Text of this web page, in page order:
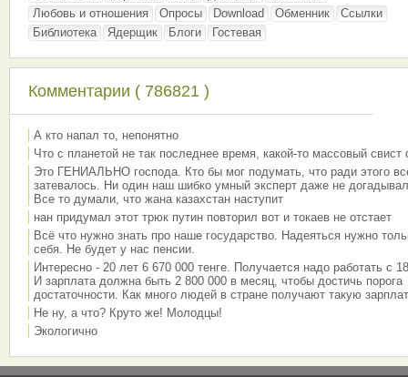
Любовь и отношения
Опросы Download Обменник
Ссылки
Библиотека
Ядерщик Блоги Гостевая
Комментарии ( 786821 )
А кто напал то, непонятно
Что с планетой не так последнее время, какой-то массовый свист
Это ГЕНИАЛЬНО господа. Кто бы мог подумать, что ради этого
затевалось. Ни один наш шибко умный эксперт даже не
Все то думали, что жана казахстан наступит
нан придумал этот трюк путин повторил вот и токаев не отстает
Всё что нужно знать про наше государство. Надеяться нужно
себя. Не будет у нас пенсии.
Интересно - 20 лет 6 670 000 тенге. Получается надо работать с
И зарплата должна быть 2 800 000 в месяц, чтобы достичь порога
достаточности. Как много людей в стране получают такую
Не ну, а что? Круто же! Молодцы!
Экологично